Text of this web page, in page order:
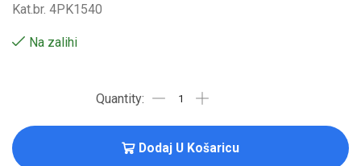
Kat.br. 4PK1540
Na zalihi
Dodaj U Košaricu